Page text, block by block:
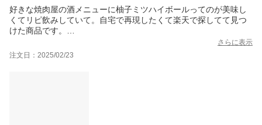
好きな焼肉屋の酒メニューに柚子ミツハイボールってのが美味し
くてリピ飲みしていて。自宅で再現したくて楽天で探してて見つ
けた商品です。
この柚子ミツはコクがあってお店の柚子ミツハイボールより美味
しく出来ました。
さらに表示
注文日：2025/02/23